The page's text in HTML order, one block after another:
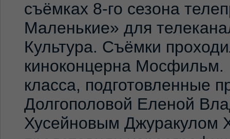
съёмках 8-го сезона
Маленькие» для
Культура. Съёмки
киноконцерна Мосфильм.
класса, подготовленные
Долгополовой Еленой
Хусейновым Джуракулом